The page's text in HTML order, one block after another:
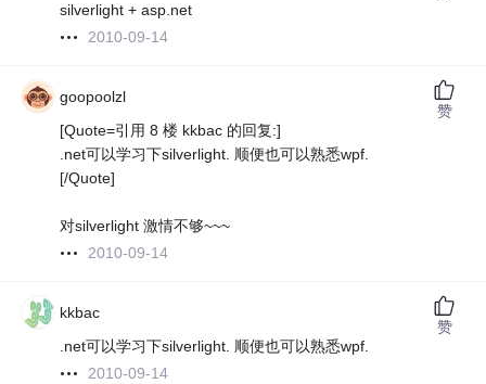
silverlight + asp.net
2010-09-14
goopoolzl
[Quote=引用 8 楼 kkbac 的回复:]
.net可以学习下silverlight. 顺便也可以熟悉wpf.
[/Quote]
对silverlight 激情不够~~~
2010-09-14
赞
kkbac
.net可以学习下silverlight. 顺便也可以熟悉wpf.
2010-09-14
赞